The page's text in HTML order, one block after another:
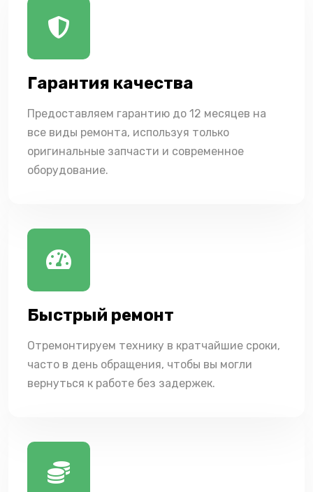
Гарантия качества
Предоставляем гарантию до 12 месяцев на
все виды ремонта, используя только
оригинальные запчасти и современное
оборудование.
Быстрый ремонт
Отремонтируем технику в кратчайшие сроки,
часто в день обращения, чтобы вы могли
вернуться к работе без задержек.